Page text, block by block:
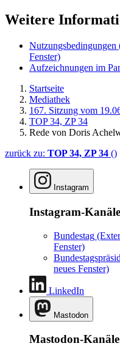
Weitere
Nutzungsbedingungen
Fenster)
Aufzeichnungen im
Startseite
Mediathek
167. Sitzung vom
TOP 34, ZP 34
Rede von Doris
zurück zu: TOP 34, ZP 34 ()
Instagram
Instagram-Kanäle
Bundestag
Fenster)
neues Fenster)
LinkedIn
Mastodon
Mastodon-Kanäle